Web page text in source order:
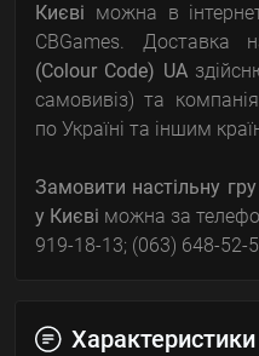
Києві можна в
CBGames. Доставка
(Colour Code) UA
самовивіз) та
по Україні та іншим
Замовити настільну
у Києві можна за
919-18-13; (063) 648-52-
Характеристики